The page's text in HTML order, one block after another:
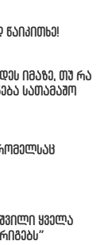
იმაზე, თუ რა
სათამაშო
ყველა